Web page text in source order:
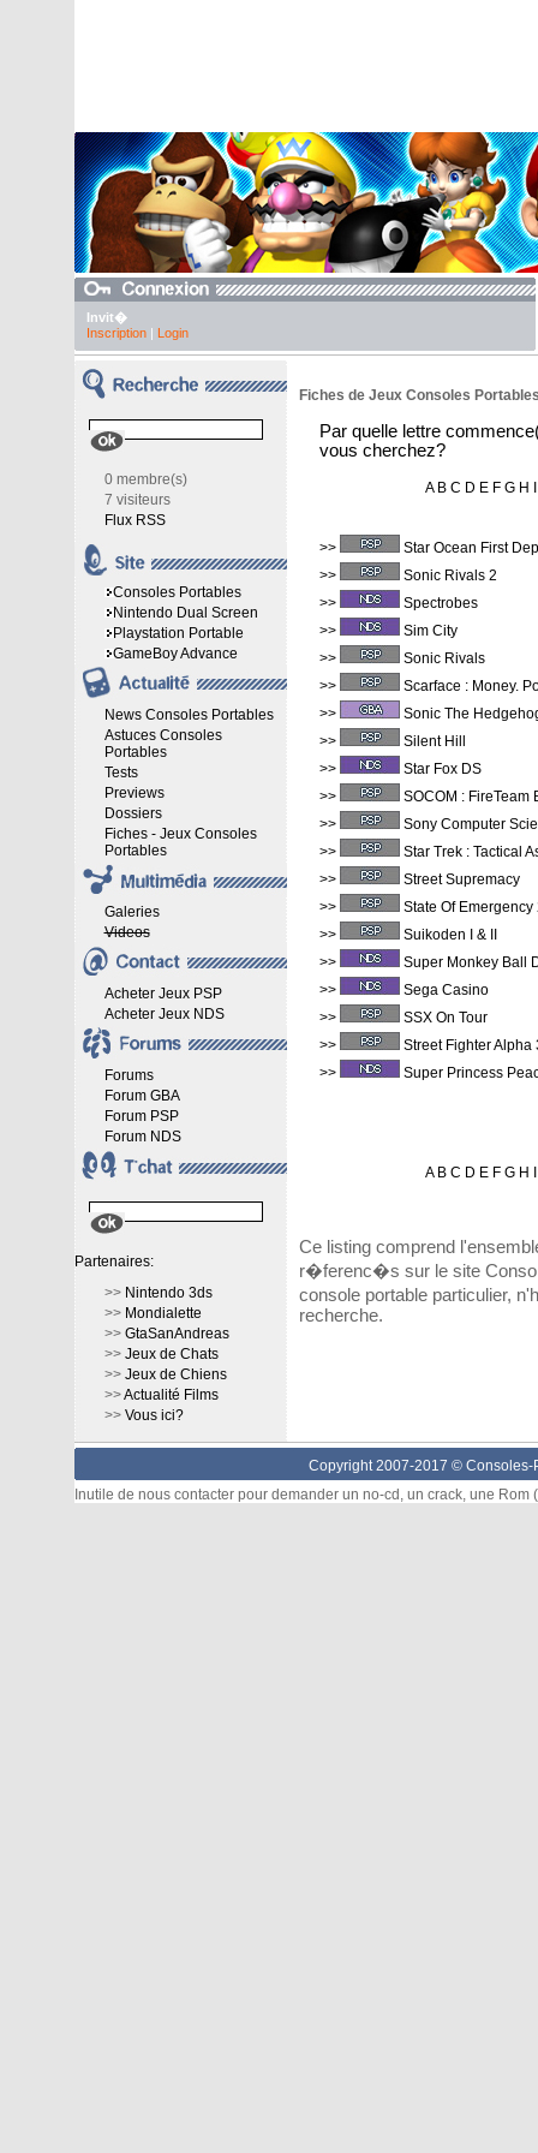
Invit�
Inscription| Login
0 membre(s)
7 visiteurs
Flux RSS
Consoles Portables
Nintendo Dual Screen
Playstation Portable
GameBoy Advance
News Consoles Portables
Astuces Consoles
Portables
Tests
Previews
Dossiers
Fiches - Jeux Consoles
Portables
Galeries
Videos
Acheter Jeux PSP
Acheter Jeux NDS
Forums
Forum GBA
Forum PSP
Forum NDS
Partenaires:
>> Nintendo 3ds
>> Mondialette
>> GtaSanAndreas
>> Jeux de Chats
>> Jeux de Chiens
>>Actualité Films
>> Vous ici?
Fiches de Jeux Consoles
Par quelle lettre
vous cherchez?
A B C D E F G H
>>
Star Ocean First
>>
Sonic Rivals 2
>>
Spectrobes
>>
Sim City
>>
Sonic Rivals
>>
Scarface : Money.
>>
Sonic The
>>
Silent Hill
>>
Star Fox DS
>>
SOCOM : FireTeam
>>
Sony Computer
>>
Star Trek : Tactical
>>
Street Supremacy
>>
State Of Emergency
>>
Suikoden I & II
>>
Super Monkey Ball
>>
Sega Casino
>>
SSX On Tour
>>
Street Fighter Alpha
>>
Super Princess
A B C D E F G H
Ce listing comprend
r�ferenc�s sur le site
console portable particulier,
recherche.
Copyright 2007-2017 © Consoles-
Inutile de nous contacter pour demander un no-cd, un crack, une